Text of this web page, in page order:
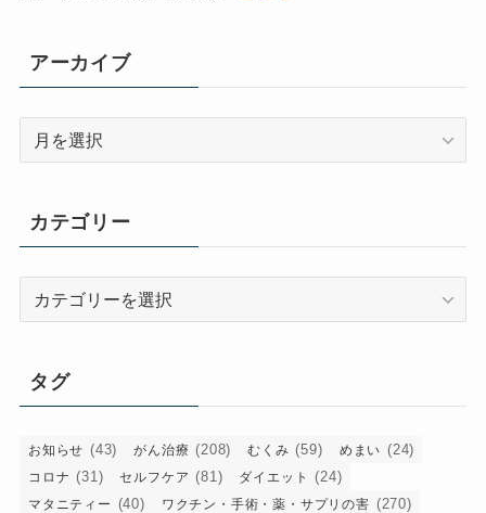
アーカイブ
ブ
カテゴリー
ー
タグ
お知らせ (43) がん治療 (208) むくみ (59) めまい (24)
コロナ (31) セルフケア (81) ダイエット (24)
マタニティー (40) ワクチン・手術・薬・サプリの害 (270)